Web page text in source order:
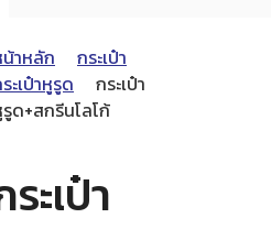
าหลัก
กระเป๋า
ะเป๋าหูรูด
กระเป๋า
ด+สกรีนโลโก้
ะเป๋า